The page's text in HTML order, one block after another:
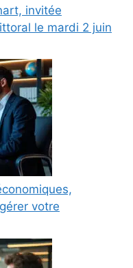
invitée
le mardi 2 juin
votre